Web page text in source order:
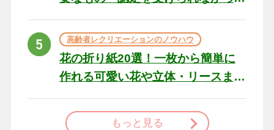
た場合の対処法
高齢者レクリエーションのノウハウ
花の折り紙20選！一枚から簡単に
作れる可愛い花や立体・リースま
で
もっと見る